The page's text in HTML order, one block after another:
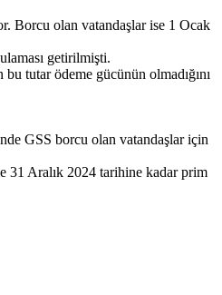
Borcu olan vatandaşlar ise 1 Ocak
getirilmişti.
tutar ödeme gücünün olmadığını
GSS borcu olan vatandaşlar için
31 Aralık 2024 tarihine kadar prim